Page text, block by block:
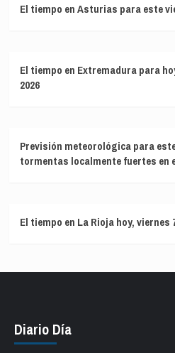
El tiempo en Asturias para este
El tiempo en Extremadura para
2026
Previsión meteorológica para
tormentas localmente fuertes en
El tiempo en La Rioja hoy, viernes
Diario Día